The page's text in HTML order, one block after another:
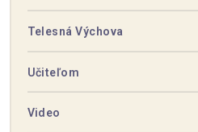
Telesná Výchova
Učiteľom
Video